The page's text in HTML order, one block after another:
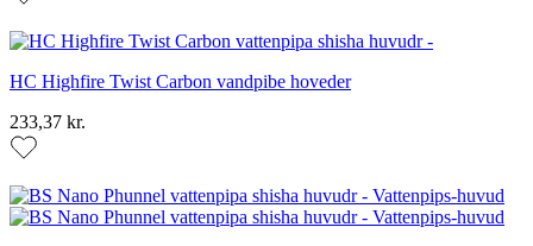
HC Highfire Twist Carbon vandpibe hoveder
233,37 kr.